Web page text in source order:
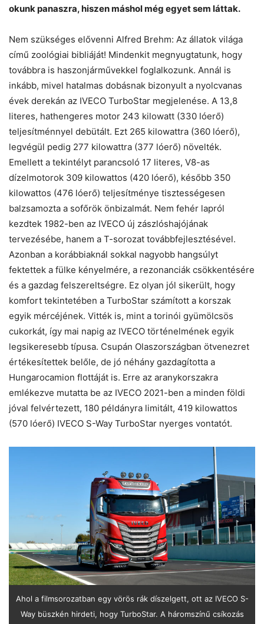
okunk panaszra, hiszen máshol még egyet sem láttak.
Nem szükséges elővenni Alfred Brehm: Az állatok világa
című zoológiai bibliáját! Mindenkit megnyugtatunk, hogy
továbbra is haszonjárművekkel foglalkozunk. Annál is
inkább, mivel hatalmas dobásnak bizonyult a nyolcvanas
évek derekán az IVECO TurboStar megjelenése. A 13,8
literes, hathengeres motor 243 kilowatt (330 lóerő)
teljesítménnyel debütált. Ezt 265 kilowattra (360 lóerő),
legvégül pedig 277 kilowattra (377 lóerő) növelték.
Emellett a tekintélyt parancsoló 17 literes, V8-as
dízelmotorok 309 kilowattos (420 lóerő), később 350
kilowattos (476 lóerő) teljesítménye tisztességesen
balzsamozta a sofőrök önbizalmát. Nem fehér lapról
kezdtek 1982-ben az IVECO új zászlóshajójának
tervezésébe, hanem a T-sorozat továbbfejlesztésével.
Azonban a korábbiaknál sokkal nagyobb hangsúlyt
fektettek a fülke kényelmére, a rezonanciák csökkentésére
és a gazdag felszereltségre. Ez olyan jól sikerült, hogy
komfort tekintetében a TurboStar számított a korszak
egyik mércéjének. Vitték is, mint a torinói gyümölcsös
cukorkát, így mai napig az IVECO történelmének egyik
legsikeresebb típusa. Csupán Olaszországban ötvenezret
értékesítettek belőle, de jó néhány gazdagította a
Hungarocamion flottáját is. Erre az aranykorszakra
emlékezve mutatta be az IVECO 2021-ben a minden földi
jóval felvértezett, 180 példányra limitált, 419 kilowattos
(570 lóerő) IVECO S-Way TurboStar nyerges vontatót.
Ahol a filmsorozatban egy vörös rák díszelgett, ott az IVECO S-
Way büszkén hirdeti, hogy TurboStar. A háromszínű csíkozás